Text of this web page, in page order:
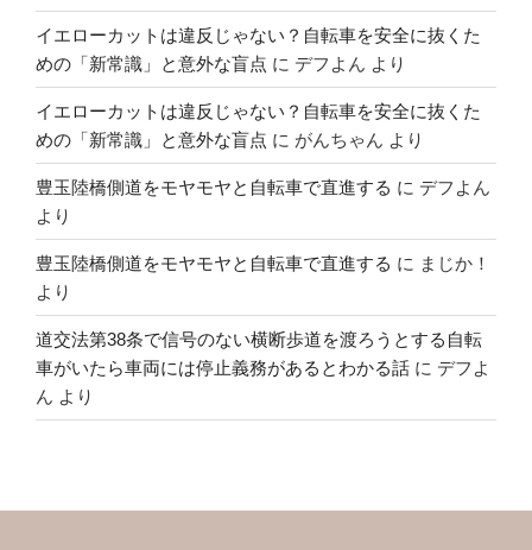
イエローカットは違反じゃない？自転車を安全に抜くた
めの「新常識」と意外な盲点 に デフよん より
イエローカットは違反じゃない？自転車を安全に抜くた
めの「新常識」と意外な盲点 に がんちゃん より
豊玉陸橋側道をモヤモヤと自転車で直進する に デフよん
より
豊玉陸橋側道をモヤモヤと自転車で直進する に まじか！
より
道交法第38条で信号のない横断歩道を渡ろうとする自転
車がいたら車両には停止義務があるとわかる話 に デフよ
ん より